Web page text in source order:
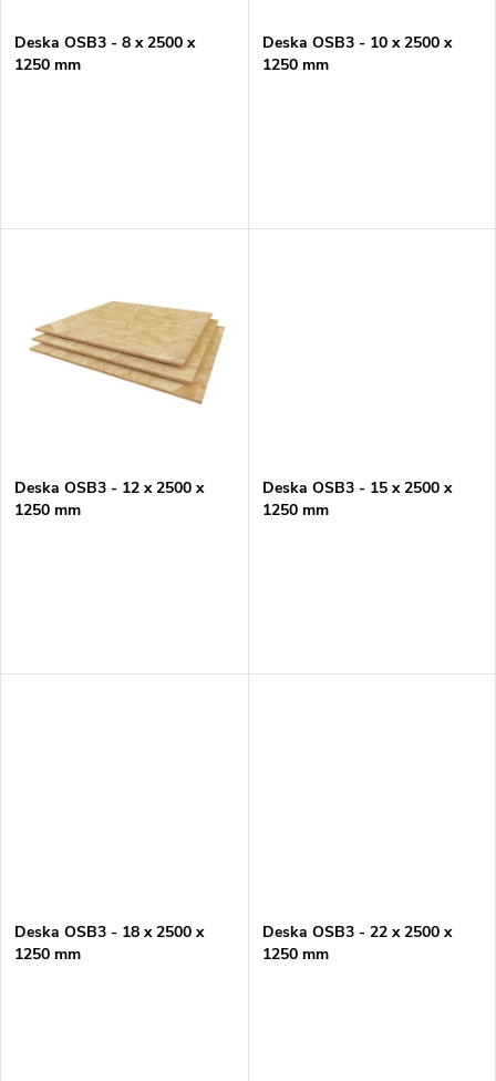
p
d
k
s
p
k
ů
Deska OSB3 - 8 x 2500 x
1250 mm
Deska OSB3 - 10 x 2500 x
1250 mm
Deska OSB3 - 12 x 2500 x
1250 mm
Deska OSB3 - 15 x 2500 x
1250 mm
Deska OSB3 - 18 x 2500 x
1250 mm
Deska OSB3 - 22 x 2500 x
1250 mm